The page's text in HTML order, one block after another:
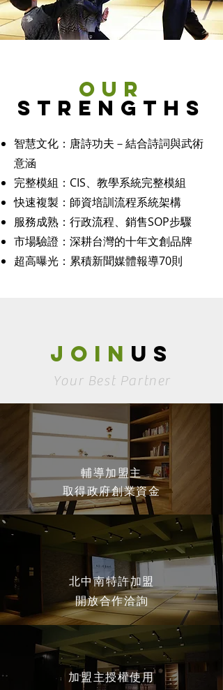
OUR
STRENGTHS
智慧文化：唐詩功夫－結合詩詞與武術
意涵
完整模組：CIS、教學系統完整模組
快速複製：師資培訓流程系統架構
服務成熟：行政流程、銷售SOP步驟
市場驗證：深耕台灣的十年文創品牌
超高曝光：累積新聞媒體報導70則
join us
Your Best Partner
輔導加盟主
​取得政府創業資金
北中南特許加盟
開放合作洽詢
加盟主授權使用